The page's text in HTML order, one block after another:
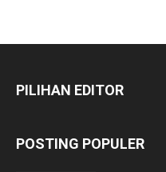
PILIHAN EDITOR
POSTING POPULER